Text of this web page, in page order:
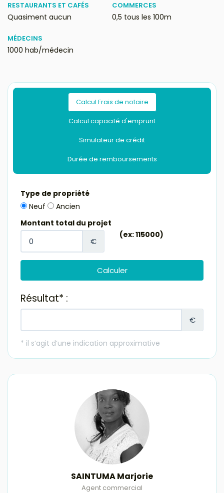
RESTAURANTS ET CAFÉS
Quasiment aucun
COMMERCES
0,5 tous les 100m
MÉDECINS
1000 hab/médecin
Calcul Frais de notaire
Calcul capacité d'emprunt
Simulateur de crédit
Durée de remboursements
SAINTUMA Marjorie
Agent commercial